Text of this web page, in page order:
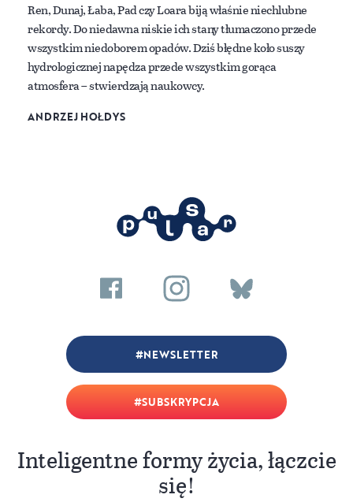
Ren, Dunaj, Łaba, Pad czy Loara biją właśnie niechlubne
rekordy. Do niedawna niskie ich stany tłumaczono przede
wszystkim niedoborem opadów. Dziś błędne koło suszy
hydrologicznej napędza przede wszystkim gorąca
atmosfera – stwierdzają naukowcy.
ANDRZEJ HOŁDYS
SUBSKRYPCJA
NEWSLETTER
Inteligentne formy życia, łączcie
się!